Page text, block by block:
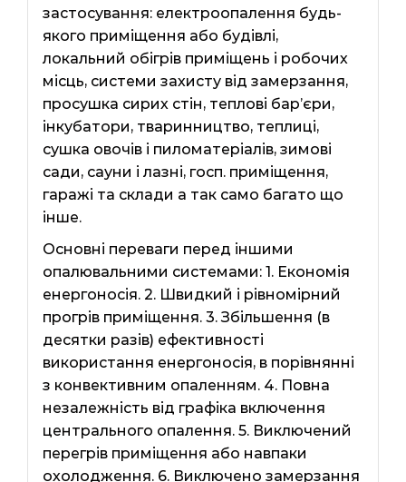
застосування: електроопалення будь-
якого приміщення або будівлі,
локальний обігрів приміщень і робочих
місць, системи захисту від замерзання,
просушка сирих стін, теплові бар’єри,
інкубатори, тваринництво, теплиці,
сушка овочів і пиломатеріалів, зимові
сади, сауни і лазні, госп. приміщення,
гаражі та склади а так само багато що
інше.
Основні переваги перед іншими
опалювальними системами: 1. Економія
енергоносія. 2. Швидкий і рівномірний
прогрів приміщення. 3. Збільшення (в
десятки разів) ефективності
використання енергоносія, в порівнянні
з конвективним опаленням. 4. Повна
незалежність від графіка включення
центрального опалення. 5. Виключений
перегрів приміщення або навпаки
охолодження. 6. Виключено замерзання